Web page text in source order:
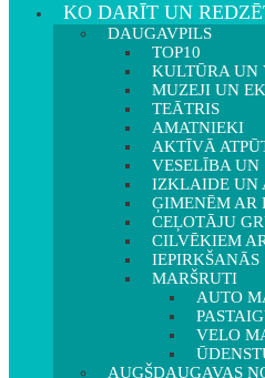
KO DARĪT UN
DAUGAVPILS
TOP10
KULTŪRA UN
MUZEJI UN
TEĀTRIS
AMATNIEKI
AKTĪVĀ
VESELĪBA UN
IZKLAIDE UN
ĢIMENĒM AR
CEĻOTĀJU
CILVĒKIEM
IEPIRKŠANĀS
MARŠRUTI
AUTO
VELO
AUGŠDAUGAVAS